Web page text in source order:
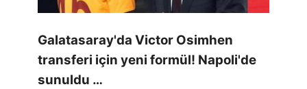
Galatasaray'da Victor Osimhen
transferi için yeni formül! Napoli'de
sunuldu …